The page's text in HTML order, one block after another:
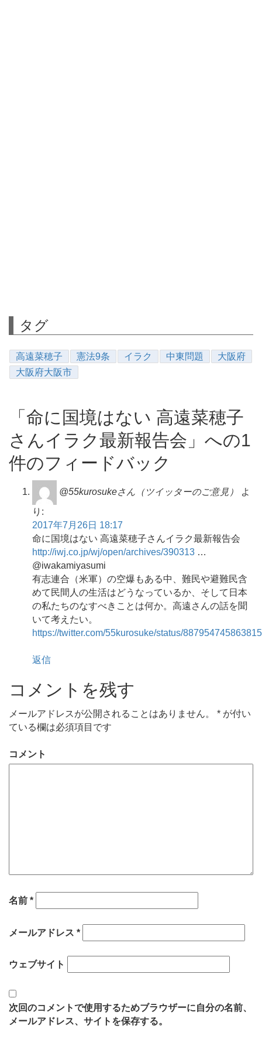
タグ
高遠菜穂子 憲法9条 イラク 中東問題
大阪府
大阪府大阪市
「命に国境はない 高遠菜穂子
さんイラク最新報告会」への1
件のフィードバック
@55kurosukeさん（ツイッターのご意見）
よ
り:
2017年7月26日 18:17
命に国境はない 高遠菜穂子さんイラク最新報告会
http://iwj.co.jp/wj/open/archives/390313 …
@iwakamiyasumi
有志連合（米軍）の空爆もある中、難民や避難民含
めて民間人の生活はどうなっているか、そして日本
の私たちのなすべきことは何か。高遠さんの話を聞
いて考えたい。
https://twitter.com/55kurosuke/status/
返信
コメントを残す
メールアドレスが公開されることはありません。 * が付い
ている欄は必須項目です
コメント
名前 *
メールアドレス *
ウェブサイト
次回のコメントで使用するためブラウザーに自分の名前、
メールアドレス、サイトを保存する。